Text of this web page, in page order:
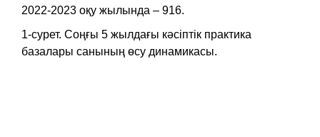
2022-2023 оқу жылында – 916.
1-сурет. Соңғы 5 жылдағы кәсіптік практика
базалары санының өсу динамикасы.